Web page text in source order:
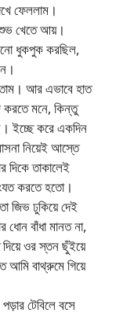
ফেললাম।
শুভ খেতে আয়।
ধুকপুক করছিল,
আর এভাবে হাত
করতে মনে, কিন্তু
ইচ্ছে করে একদিন
নিয়েই আস্তে
দিকে তাকালেই
করতে হতো।
জিভ ঢুকিয়ে দেই
বাঁধা মানত না,
ওর স্তন ছুঁইয়ে
আমি বাথ্রুমে গিয়ে
টেবিলে বসে